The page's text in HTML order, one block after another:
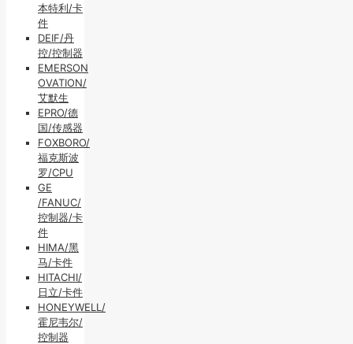
本特利/卡
件
DEIF/丹
控/控制器
EMERSON
OVATION/
艾默生
EPRO/德
国/传感器
FOXBORO/
福克斯波
罗/CPU
GE
/FANUC/
控制器/卡
件
HIMA/黑
马/卡件
HITACHI/
日立/卡件
HONEYWELL/
霍尼韦尔/
控制器